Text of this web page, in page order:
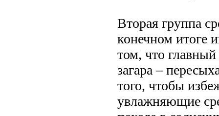
Вторая группа
конечном итоге
том, что
загара –
того, чтобы
увлажняющие